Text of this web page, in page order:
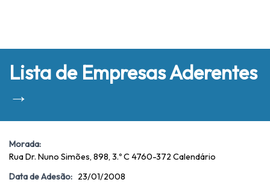
Lista de Empresas Aderentes
→
Morada:
Rua Dr. Nuno Simões, 898, 3.º C 4760-372 Calendário
Data de Adesão: 23/01/2008